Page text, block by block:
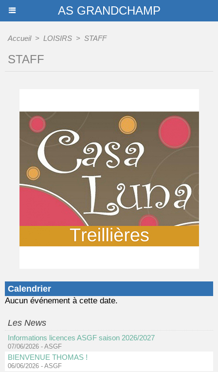
AS GRANDCHAMP
Accueil > LOISIRS > STAFF
STAFF
Calendrier
Aucun événement à cette date.
Les News
Informations licences ASGF saison 2026/2027
07/06/2026 - ASGF
BIENVENUE THOMAS !
06/06/2026 - ASGF